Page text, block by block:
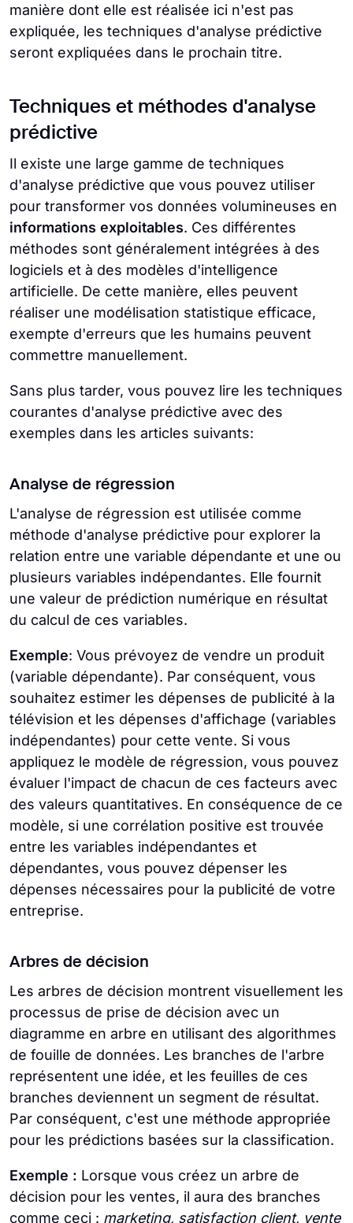
manière dont elle est réalisée ici n'est pas
expliquée, les techniques d'analyse prédictive
seront expliquées dans le prochain titre.
Techniques et méthodes d'analyse
prédictive
Il existe une large gamme de techniques
d'analyse prédictive que vous pouvez utiliser
pour transformer vos données volumineuses en
informations exploitables. Ces différentes
méthodes sont généralement intégrées à des
logiciels et à des modèles d'intelligence
artificielle. De cette manière, elles peuvent
réaliser une modélisation statistique efficace,
exempte d'erreurs que les humains peuvent
commettre manuellement.
Sans plus tarder, vous pouvez lire les techniques
courantes d'analyse prédictive avec des
exemples dans les articles suivants:
Analyse de régression
L'analyse de régression est utilisée comme
méthode d'analyse prédictive pour explorer la
relation entre une variable dépendante et une ou
plusieurs variables indépendantes. Elle fournit
une valeur de prédiction numérique en résultat
du calcul de ces variables.
Exemple: Vous prévoyez de vendre un produit
(variable dépendante). Par conséquent, vous
souhaitez estimer les dépenses de publicité à la
télévision et les dépenses d'affichage (variables
indépendantes) pour cette vente. Si vous
appliquez le modèle de régression, vous pouvez
évaluer l'impact de chacun de ces facteurs avec
des valeurs quantitatives. En conséquence de ce
modèle, si une corrélation positive est trouvée
entre les variables indépendantes et
dépendantes, vous pouvez dépenser les
dépenses nécessaires pour la publicité de votre
entreprise.
Arbres de décision
Les arbres de décision montrent visuellement les
processus de prise de décision avec un
diagramme en arbre en utilisant des algorithmes
de fouille de données. Les branches de l'arbre
représentent une idée, et les feuilles de ces
branches deviennent un segment de résultat.
Par conséquent, c'est une méthode appropriée
pour les prédictions basées sur la classification.
Exemple : Lorsque vous créez un arbre de
décision pour les ventes, il aura des branches
comme ceci : marketing, satisfaction client, vente